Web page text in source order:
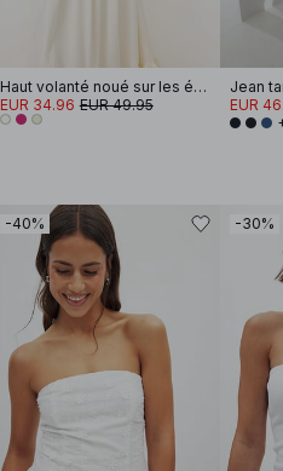
Haut volanté noué sur les épaules
EUR 34.96 EUR 49.95
Jean
EUR
-40% -30%